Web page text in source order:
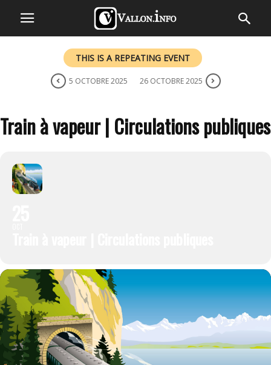
THIS IS A REPEATING EVENT
5 OCTOBRE 2025 26 OCTOBRE 2025
Train à vapeur | Circulations publiques